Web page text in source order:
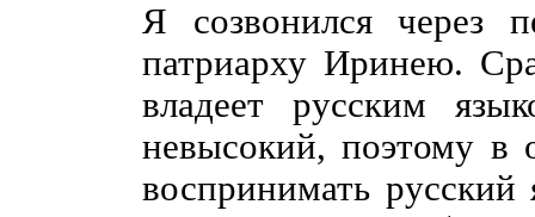
Я созвонился через
патриарху Иринею.
владеет русским
невысокий, поэтому в
воспринимать